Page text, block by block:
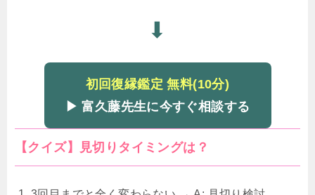
⬇
初回復縁鑑定 無料(10分)
▶ 富久藤先生に今すぐ相談する
【クイズ】見切りタイミングは？